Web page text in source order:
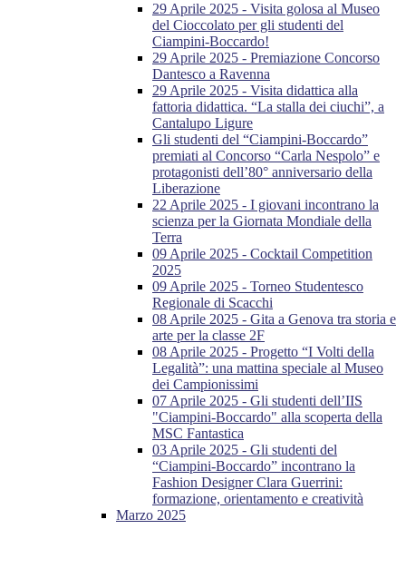
29 Aprile 2025 - Visita golosa al Museo
del Cioccolato per gli studenti del
Ciampini-Boccardo!
29 Aprile 2025 - Premiazione Concorso
Dantesco a Ravenna
29 Aprile 2025 - Visita didattica alla
fattoria didattica. “La stalla dei ciuchi”, a
Cantalupo Ligure
Gli studenti del “Ciampini-Boccardo”
premiati al Concorso “Carla Nespolo” e
protagonisti dell’80° anniversario della
Liberazione
22 Aprile 2025 - I giovani incontrano la
scienza per la Giornata Mondiale della
Terra
09 Aprile 2025 - Cocktail Competition
2025
09 Aprile 2025 - Torneo Studentesco
Regionale di Scacchi
08 Aprile 2025 - Gita a Genova tra storia e
arte per la classe 2F
08 Aprile 2025 - Progetto “I Volti della
Legalità”: una mattina speciale al Museo
dei Campionissimi
07 Aprile 2025 - Gli studenti dell’IIS
"Ciampini-Boccardo" alla scoperta della
MSC Fantastica
03 Aprile 2025 - Gli studenti del
“Ciampini-Boccardo” incontrano la
Fashion Designer Clara Guerrini:
formazione, orientamento e creatività
Marzo 2025